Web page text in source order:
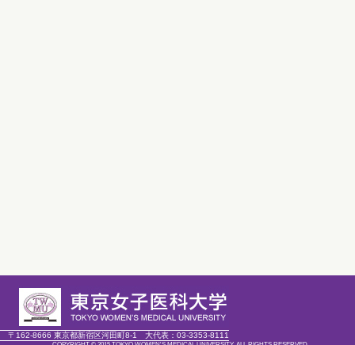
〒162-8666 東京都新宿区河田町8-1 大代表： 03-3353-8111